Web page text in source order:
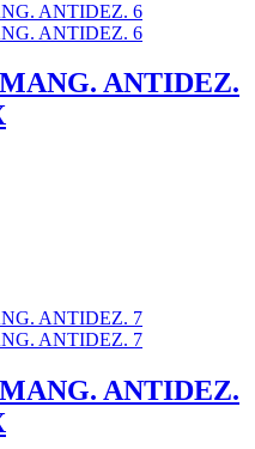
ANTIDEZ.
ANTIDEZ.